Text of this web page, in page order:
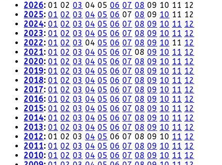
2026: 01 02 03 04 05 06 07 08 09 10 11 12
2025: 01 02 03 04 05 06 07 08 09 10 11 12
2024: 01 02 03 04 05 06 07 08 09 10 11 12
2023: 01 02 03 04 05 06 07 08 09 10 11 12
2022: 01 02 03 04 05 06 07 08 09 10 11 12
2021: 01 02 03 04 05 06 07 08 09 10 11 12
2020: 01 02 03 04 05 06 07 08 09 10 11 12
2019: 01 02 03 04 05 06 07 08 09 10 11 12
2018: 01 02 03 04 05 06 07 08 09 10 11 12
2017: 01 02 03 04 05 06 07 08 09 10 11 12
2016: 01 02 03 04 05 06 07 08 09 10 11 12
2015: 01 02 03 04 05 06 07 08 09 10 11 12
2014: 01 02 03 04 05 06 07 08 09 10 11 12
2013: 01 02 03 04 05 06 07 08 09 10 11 12
2012: 01 02 03 04 05 06 07 08 09 10 11 12
2011: 01 02 03 04 05 06 07 08 09 10 11 12
2010: 01 02 03 04 05 06 07 08 09 10 11 12